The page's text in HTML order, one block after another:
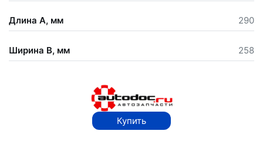
Длина А, мм 290
Ширина В, мм 258
Купить